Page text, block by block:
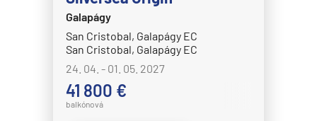
Norwegian Epic
Norwegian Escape
Norwegian Gem
Norwegian Getaway
Norwegian Jade
Galapágy
San Cristobal, Galapágy EC
San Cristobal, Galapágy EC
24. 04. - 01. 05. 2027
41 800 €
balkónová